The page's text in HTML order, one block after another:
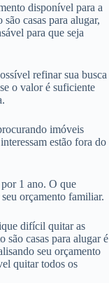
disponível para a
casas para alugar,
para que seja
refinar sua busca
o valor é suficiente
imóveis
estão fora do
1 ano. O que
orçamento familiar.
difícil quitar as
são casas para alugar é
seu orçamento
quitar todos os